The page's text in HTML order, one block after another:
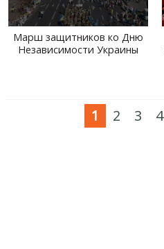
Марш защитников ко Дню
Независимости Украины
1 2 3 4